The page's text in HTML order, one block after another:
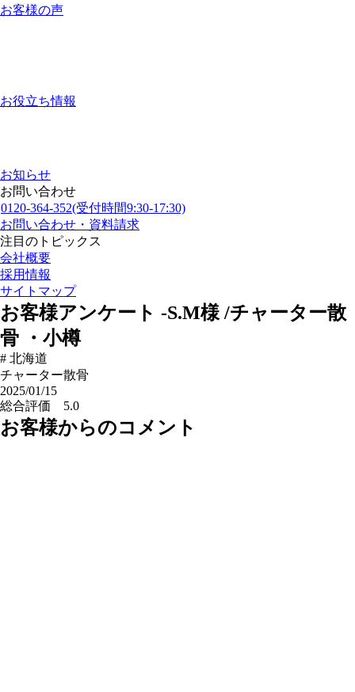
お客様の声
お役立ち情報
お知らせ
お問い合わせ
0120-364-352(受付時間9:30-17:30)
お問い合わせ・資料請求
注目のトピックス
会社概要
採用情報
サイトマップ
お客様アンケート -S.M様 /チャーター散
骨
・ 小樽
# 北海道
チャーター散骨
2025/01/15
総合評価
5.0
お客様からのコメント